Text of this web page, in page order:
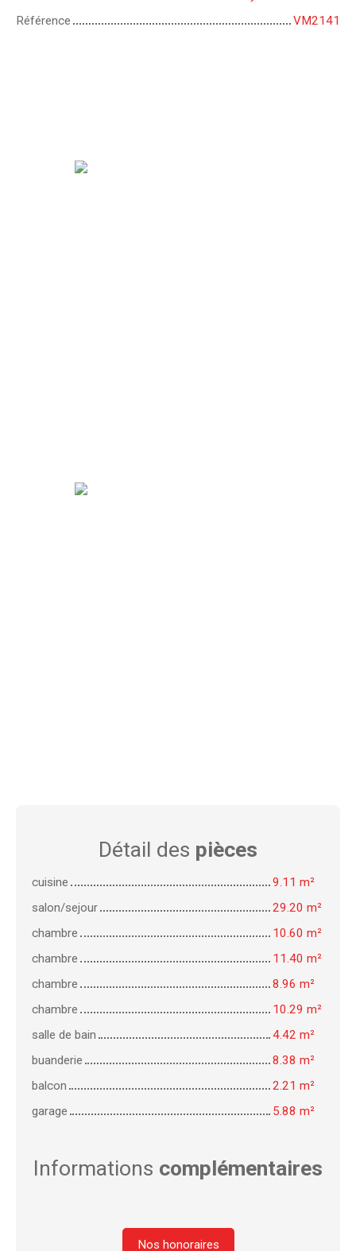
Référence
VM2141
Détail des pièces
cuisine
9.11 m²
salon/sejour
29.20 m²
chambre
10.60 m²
chambre
11.40 m²
chambre
8.96 m²
chambre
10.29 m²
salle de bain
4.42 m²
buanderie
8.38 m²
balcon
2.21 m²
garage
5.88 m²
Informations complémentaires
Nos honoraires